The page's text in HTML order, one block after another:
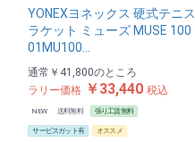
YONEXヨネックス 硬式テニス
ラケット ミューズ MUSE 100
01MU100…
通常 ￥41,800のところ
ラリー価格 ￥33,440税込
NEW 送料無料 張り工賃無料
サービスガット有 オススメ